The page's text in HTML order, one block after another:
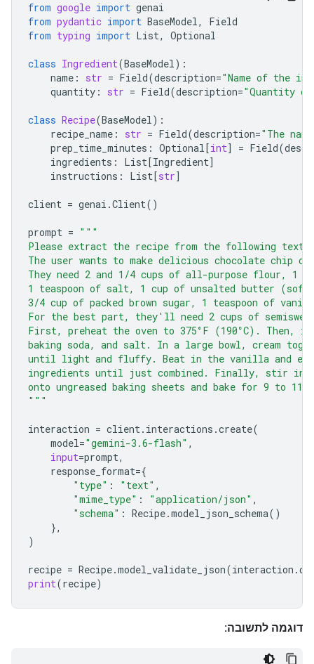
from google import genai
from pydantic import BaseModel,
Field
from typing import List, Optional
class Ingredient(BaseModel):
name : str = Field(description="Name of the
quantity : str = Field(description="Quantity
class Recipe(BaseModel):
recipe_name : str = Field(description="The
prep_time_minutes : Optional[int] = Field(
ingredients : List[Ingredient]
instructions : List[str]
client = genai .Client()
prompt = """
Please extract the recipe from the following text.
The user wants to make delicious chocolate chip
They need 2 and 1/4 cups of all-purpose flour, 1
1 teaspoon of salt, 1 cup of unsalted butter
3/4 cup of packed brown sugar, 1 teaspoon of
For the best part, they'll need 2 cups of
First, preheat the oven to 375°F (190°C). Then,
baking soda, and salt. In a large bowl, cream
until light and fluffy. Beat in the vanilla and
ingredients until just combined. Finally, stir in
onto ungreased baking sheets and bake for 9 to 11
"""
interaction = client. interactions .create(
model="gemini-3.6-flash" ,
input=prompt,
response_format={
"type" : "text" ,
"mime_type" : "application/json" ,
"schema" : Recipe.model_json_schema()
},
)
recipe = Recipe.model_validate_json(interaction .
print(recipe)
דוגמה לתשובה: